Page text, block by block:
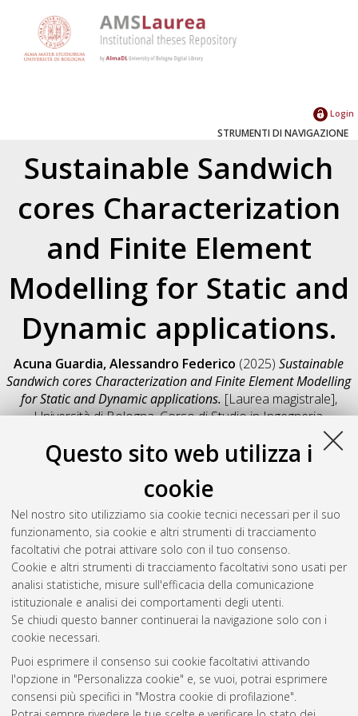
Questo sito web utilizza i
cookie
Nel nostro sito utilizziamo sia cookie tecnici necessari per il suo
funzionamento, sia cookie e altri strumenti di tracciamento
facoltativi che potrai attivare solo con il tuo consenso.
Cookie e altri strumenti di tracciamento facoltativi sono usati per
analisi statistiche, misure sull'efficacia della comunicazione
istituzionale e analisi dei comportamenti degli utenti.
Se chiudi questo banner continuerai la navigazione solo con i
cookie necessari.
Puoi esprimere il consenso sui cookie facoltativi attivando
l'opzione in "Personalizza cookie" e, se vuoi, potrai esprimere
consensi più specifici in "Mostra cookie di profilazione".
Login
STRUMENTI DI NAVIGAZIONE
Sustainable Sandwich
cores Characterization
and Finite Element
Modelling for Static and
Dynamic applications.
Acuna Guardia, Alessandro Federico (2025)Sustainable
Sandwich cores Characterization and Finite Element Modelling
for Static and Dynamic applications. [Laurea magistrale],
Università di Bologna, Corso di Studio inIngegneria
, Documento full-text non disponibile
Salva citazione
Condividi
Il full-text non è disponibile per scelta dell'autore. (
Abstract
Altri metadati
Gestione del documento:
Atom
Rss 1.0